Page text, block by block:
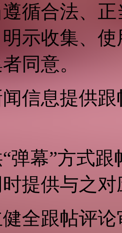
循合法、
示收集、
同意。
闻信息提供
“弹幕”方式
提供与之
健全跟帖评